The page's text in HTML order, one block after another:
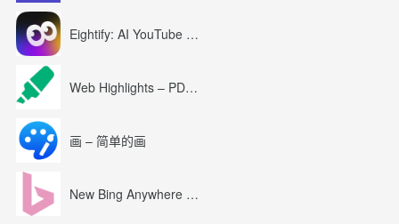
Eightify: AI YouTube Summary with ChatGPT
Web Highlights – PDF & Web Highlighter
画 – 简单的画
New Bing Anywhere (Bing Chat GPT-4)